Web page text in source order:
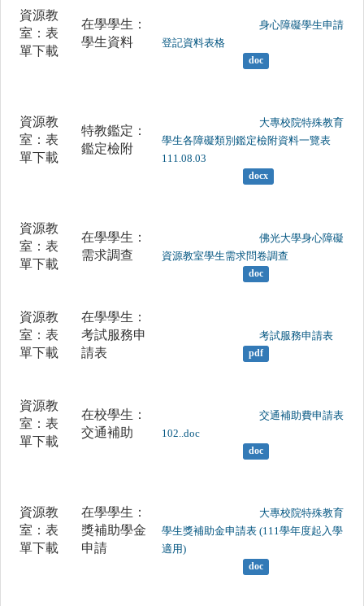
資源教
室：表
單下載
在學學生：
學生資料
登記資料表格
doc
資源教
室：表
單下載
特教鑑定：
鑑定檢附
學生各障礙類別鑑定檢附資料一覽表
111.08.03
docx
資源教
室：表
單下載
在學學生：
需求調查
資源教室學生需求問卷調查
doc
資源教
室：表
單下載
在學學生：
考試服務申
請表
pdf
資源教
室：表
單下載
在校學生：
交通補助
102..doc
doc
資源教
室：表
單下載
在學學生：
獎補助學金
申請
學生獎補助金申請表 (111學年度起入學
適用)
doc